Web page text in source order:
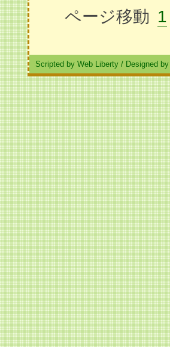
ページ移動 1
Scripted by Web Liberty / Designed